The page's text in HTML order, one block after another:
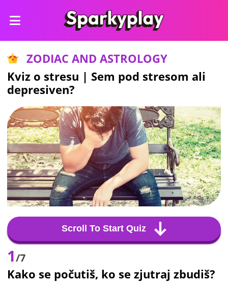
ZODIAC AND ASTROLOGY
Kviz o stresu | Sem pod stresom ali
depresiven?
Scroll To Start Quiz
1/7
Kako se počutiš, ko se zjutraj zbudiš?